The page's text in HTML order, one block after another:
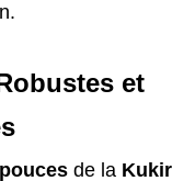
et
de la